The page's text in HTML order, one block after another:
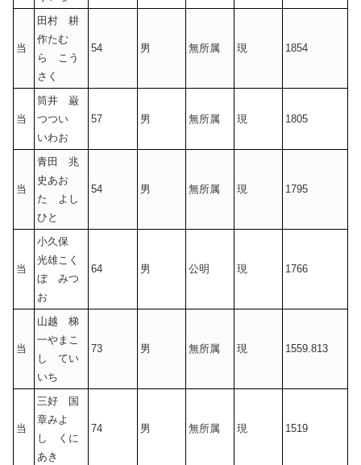
当
田村 耕
作たむ
ら こう
さく
54 男 無所属 現 1854
当
筒井 巌
つつい
いわお
57 男 無所属 現 1805
当
青田 兆
史あお
た よし
ひと
54 男 無所属 現 1795
当
小久保
光雄こく
ぼ みつ
お
64 男 公明 現 1766
当
山越 梯
一やまこ
し てい
いち
73 男 無所属 現 1559.813
当
三好 国
章みよ
し くに
あき
74 男 無所属 現 1519